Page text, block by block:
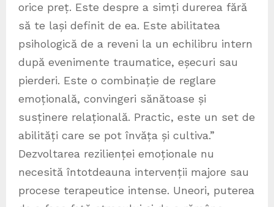
orice preț. Este despre a simți durerea fără
să te lași definit de ea. Este abilitatea
psihologică de a reveni la un echilibru intern
după evenimente traumatice, eșecuri sau
pierderi. Este o combinație de reglare
emoțională, convingeri sănătoase și
susținere relațională. Practic, este un set de
abilități care se pot învăța și cultiva.”
Dezvoltarea rezilienței emoționale nu
necesită întotdeauna intervenții majore sau
procese terapeutice intense. Uneori, puterea